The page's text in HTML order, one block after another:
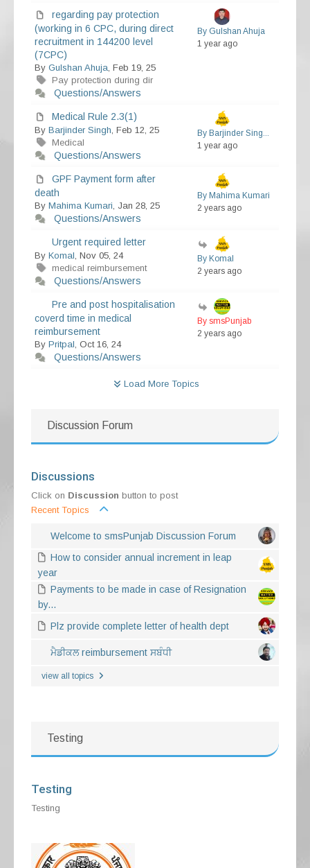
regarding pay protection
(working in 6 CPC, during direct
recruitment in 144200 level
(7CPC)
By Gulshan Ahuja, Feb 19, 25
Pay protection during dir
Questions/Answers
By Gulshan Ahuja
1 year ago
Medical Rule 2.3(1)
By Barjinder Singh, Feb 12, 25
Medical
Questions/Answers
By Barjinder Sing...
1 year ago
GPF Payment form after
death
By Mahima Kumari, Jan 28, 25
Questions/Answers
By Mahima Kumari
2 years ago
Urgent required letter
By Komal, Nov 05, 24
medical reimbursement
Questions/Answers
By Komal
2 years ago
Pre and post hospitalisation
coverd time in medical
reimbursement
By Pritpal, Oct 16, 24
Questions/Answers
By smsPunjab
2 years ago
Load More Topics
Discussion Forum
Discussions
Click on Discussion button to post
Recent Topics
Welcome to smsPunjab Discussion Forum
How to consider annual increment in leap
year
Payments to be made in case of Resignation
by...
Plz provide complete letter of health dept
ਮੈਡੀਕਲ reimbursement ਸਬੰਧੀ
view all topics
Testing
Testing
Testing